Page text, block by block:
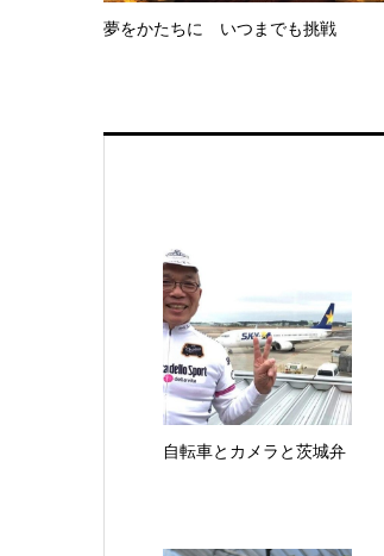
夢をかたちに いつまでも挑戦
自転車とカメラと茨城弁